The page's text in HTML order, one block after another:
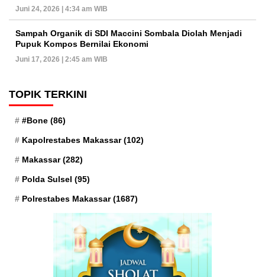
Juni 24, 2026 | 4:34 am WIB
Sampah Organik di SDI Maccini Sombala Diolah Menjadi
Pupuk Kompos Bernilai Ekonomi
Juni 17, 2026 | 2:45 am WIB
TOPIK TERKINI
#Bone (86)
Kapolrestabes Makassar(102)
Makassar(282)
Polda Sulsel (95)
Polrestabes Makassar(1687)